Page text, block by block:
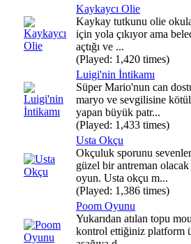
Kaykaycı Olie
Kaykay tutkunu olie
için yola çıkıyor ama
açtığı ve ...
(Played: 1,420 times)
Luigi'nin İntikamı
Süper Mario'nun can
maryo ve sevgilisine
yapan büyük patr...
(Played: 1,433 times)
Usta Okçu
Okçuluk sporunu
güzel bir antreman
oyun. Usta okçu m...
(Played: 1,386 times)
Poom Oyunu
Yukarıdan atılan topu
kontrol ettiğiniz platform